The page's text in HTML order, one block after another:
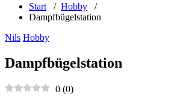
Start / Hobby /
Dampfbügelstation
Nils Hobby
Dampfbügelstation
0 (0)